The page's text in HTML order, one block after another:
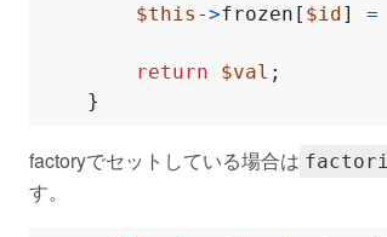
$this ->frozen [ $id] =
return $val ;
}
factoryでセットしている場合は
す。